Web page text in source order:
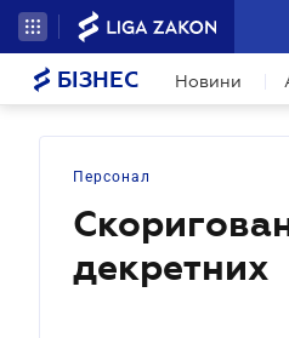
БІЗНЕС Новини
Персонал
декретних